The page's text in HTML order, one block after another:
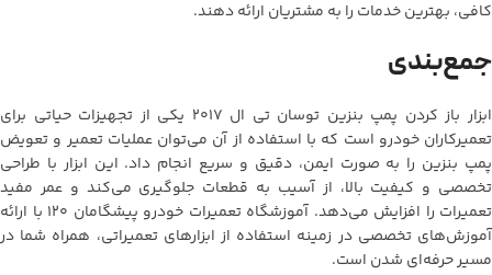
کافی، بهترین خدمات را به مشتریان ارائه دهند.
جمع‌بندی
ابزار باز کردن پمپ بنزین توسان تی ال 2017 یکی از تجهیزات حیاتی برای
تعمیرکاران خودرو است که با استفاده از آن می‌توان عملیات تعمیر و تعویض
پمپ بنزین را به صورت ایمن، دقیق و سریع انجام داد. این ابزار با طراحی
تخصصی و کیفیت بالا، از آسیب به قطعات جلوگیری می‌کند و عمر مفید
تعمیرات را افزایش می‌دهد. آموزشگاه تعمیرات خودرو پیشگامان 120 با ارائه
آموزش‌های تخصصی در زمینه استفاده از ابزارهای تعمیراتی، همراه شما در
مسیر حرفه‌ای شدن است.